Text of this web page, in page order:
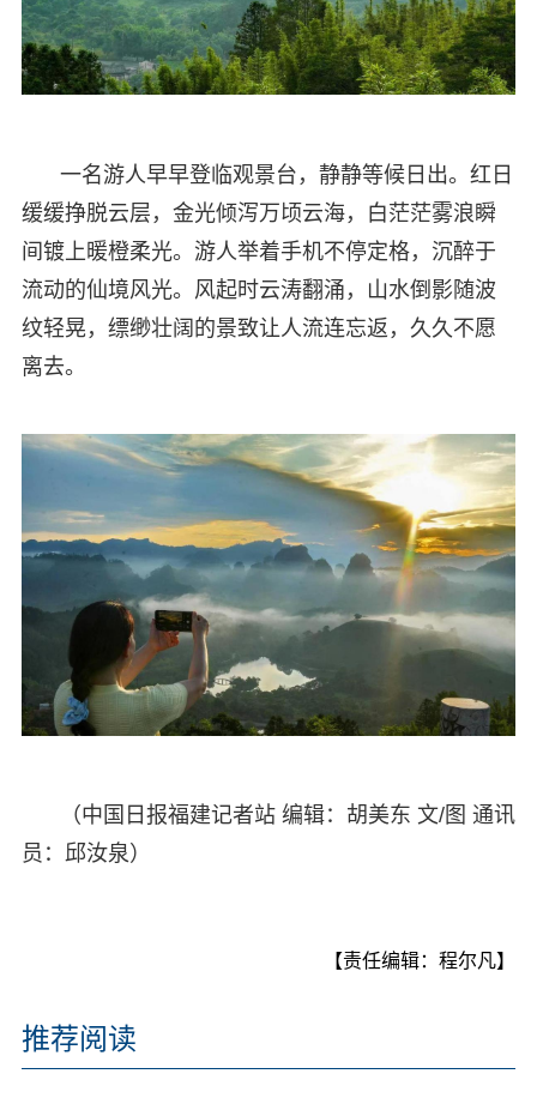
一名游人早早登临观景台，静静等候日出。红日
缓缓挣脱云层，金光倾泻万顷云海，白茫茫雾浪瞬
间镀上暖橙柔光。游人举着手机不停定格，沉醉于
流动的仙境风光。风起时云涛翻涌，山水倒影随波
纹轻晃，缥缈壮阔的景致让人流连忘返，久久不愿
离去。
（中国日报福建记者站 编辑：胡美东 文/图 通讯
员：邱汝泉）
【责任编辑：程尔凡】
推荐阅读